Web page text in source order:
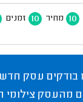
10 מחיר 10 זמנים
בודקים עסק חדש
מהעסק צילומי